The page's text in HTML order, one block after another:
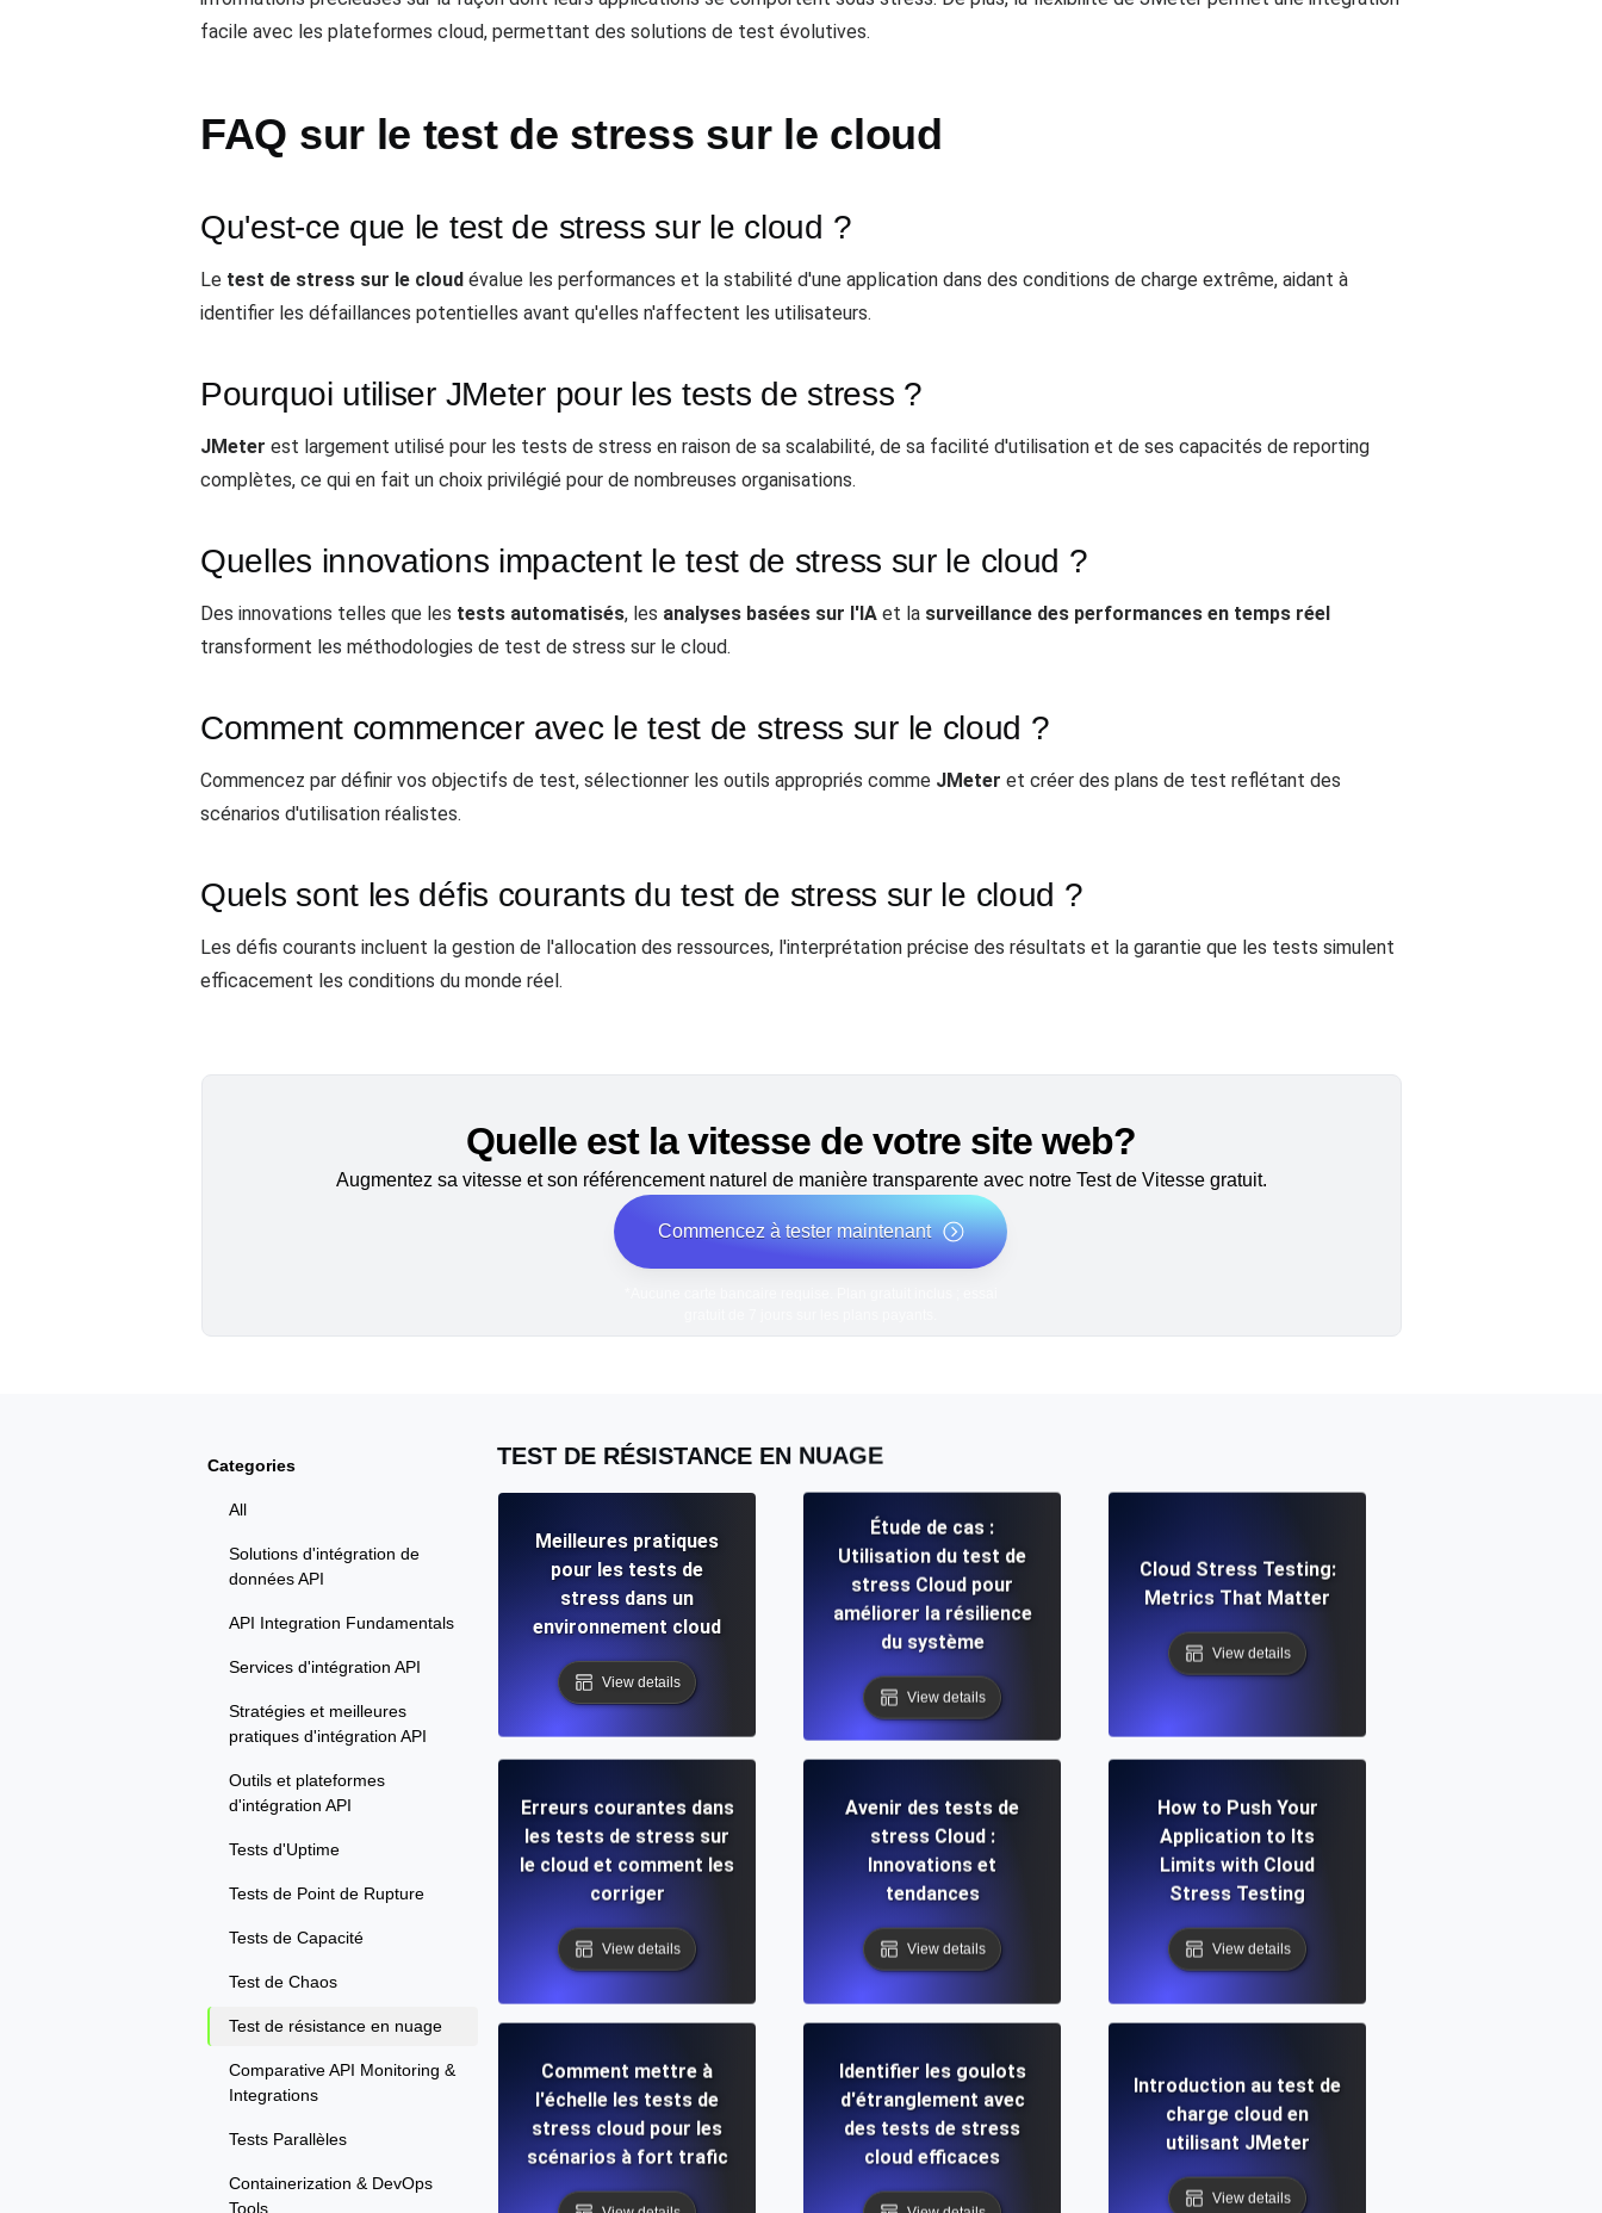
facile avec les plateformes cloud, permettant des solutions de test évolutives.
FAQ sur le test de stress sur le cloud
Qu'est-ce que le test de stress sur le cloud ?
Le test de stress sur le cloud évalue les performances et la stabilité d'une application dans des conditions de charge extrême, aidant à
identifier les défaillances potentielles avant qu'elles n'affectent les utilisateurs.
Pourquoi utiliser JMeter pour les tests de stress ?
JMeter est largement utilisé pour les tests de stress en raison de sa scalabilité, de sa facilité d'utilisation et de ses capacités de reporting
complètes, ce qui en fait un choix privilégié pour de nombreuses organisations.
Quelles innovations impactent le test de stress sur le cloud ?
Des innovations telles que les tests automatisés, les analyses basées sur l'IA et la surveillance des performances en temps réel
transforment les méthodologies de test de stress sur le cloud.
Comment commencer avec le test de stress sur le cloud ?
Commencez par définir vos objectifs de test, sélectionner les outils appropriés comme JMeter et créer des plans de test reflétant des
scénarios d'utilisation réalistes.
Quels sont les défis courants du test de stress sur le cloud ?
Les défis courants incluent la gestion de l'allocation des ressources, l'interprétation précise des résultats et la garantie que les tests simulent
efficacement les conditions du monde réel.
Quelle est la vitesse de votre site web?
Augmentez sa vitesse et son référencement naturel de manière transparente avec notre Test de Vitesse gratuit.
Commencez à tester maintenant
Categories
All
Solutions d'intégration de
données API
API Integration Fundamentals
Services d'intégration API
Stratégies et meilleures
pratiques d'intégration API
Outils et plateformes
d'intégration API
Tests d'Uptime
Tests de Point de Rupture
Tests de Capacité
Test de Chaos
Test de résistance en nuage
Comparative API Monitoring &
Integrations
Tests Parallèles
Containerization & DevOps
Tools
TEST DE RÉSISTANCE EN NUAGE
Meilleures pratiques
pour les tests de
stress dans un
environnement cloud
View details
Étude de cas :
Utilisation du test de
stress Cloud pour
améliorer la résilience
du système
View details
Cloud Stress Testing:
Metrics That Matter
View details
Erreurs courantes dans
les tests de stress sur
le cloud et comment les
corriger
View details
Avenir des tests de
stress Cloud :
Innovations et
tendances
View details
How to Push Your
Application to Its
Limits with Cloud
Stress Testing
View details
Comment mettre à
l'échelle les tests de
stress cloud pour les
scénarios à fort trafic
Identifier les goulots
d'étranglement avec
des tests de stress
cloud efficaces
Introduction au test de
charge cloud en
utilisant JMeter
View details